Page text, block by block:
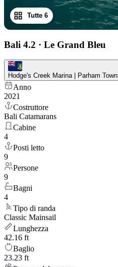
Tutte 6
Bali 4.2 · Le Grand Bleu
Hodge's Creek Marina | Parham Town
Anno
2021
Costruttore
Bali Catamarans
Cabine
4
Posti letto
9
Persone
9
Bagni
4
Tipo di randa
Classic Mainsail
Lunghezza
42.16 ft
Baglio
23.23 ft